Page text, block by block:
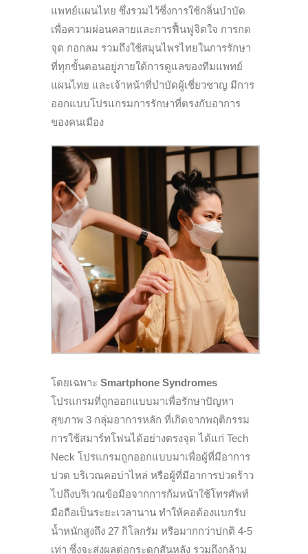
แพทย์แผนไทย ซึ่งรวมไว้ซึ่งการใช้กลิ่นบำบัด
เพื่อความผ่อนคลายและการฟื้นฟูจิตใจ การกด
จุด กอกลม รวมถึงใช้สมุนไพรไทยในการรักษา
ที่ทุกขั้นตอนอยู่ภายใต้การดูแลของทีมแพทย์
แผนไทย และเจ้าหน้าที่บำบัดผู้เชี่ยวชาญ มีการ
ออกแบบโปรแกรมการรักษาที่ตรงกับอาการ
ของคนเมือง
โดยเฉพาะ Smartphone Syndromes
โปรแกรมที่ถูกออกแบบมาเพื่อรักษาปัญหา
สุขภาพ 3 กลุ่มอาการหลัก ที่เกิดจากพฤติกรรม
การใช้สมาร์ทโฟนได้อย่างตรงจุด ได้แก่ Tech
Neck โปรแกรมถูกออกแบบมาเพื่อผู้ที่มีอาการ
ปวด บริเวณคอบ่าไหล่ หรือผู้ที่มีอาการปวดร้าว
ไปถึงบริเวณข้อมือจากการก้มหน้าใช้โทรศัพท์
มือถือเป็นระยะเวลานาน ทำให้คอต้องแบกรับ
น้ำหนักสูงถึง 27 กิโลกรัม หรือมากกว่าปกติ 4-5
เท่า ซึ่งจะส่งผลต่อกระดูกสันหลัง รวมถึงกล้าม